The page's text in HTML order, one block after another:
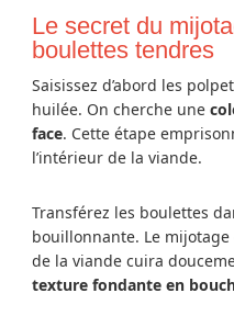
Le secret du
boulettes tendres
Saisissez d’abord les
huilée. On cherche une
face. Cette étape
l’intérieur de la viande.
Transférez les boulettes
bouillonnante. Le
de la viande cuira
texture fondante en